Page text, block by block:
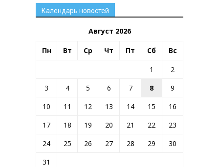
Календарь новостей
Август 2026
Пн Вт Ср Чт Пт Сб Вс
1
2
3
4 5 6 7 8
9
10
11 12 13 14 15
16
17
18 19 20 21 22
23
24
25 26 27 28 29
30
31